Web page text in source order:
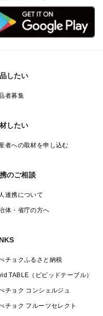
したい
者募集
したい
者への取材を申し込む
のご相談
連携について
体・省庁の方へ
チョクふるさと納税
TABLE（ビビッドテーブル）
チョク コンシェルジュ
チョク フルーツセレクト